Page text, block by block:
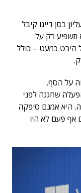
בסן דייגו קיבל
תשפיע רק על
היבט כמעט – כולל
על הסף,
שחגגה לפני
היא אמנם סיפקה
אף פעם לא היו